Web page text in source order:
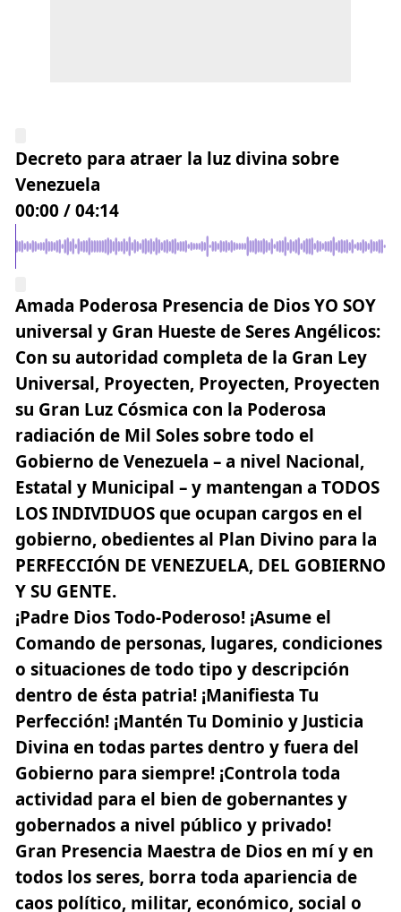
Decreto para atraer la luz divina sobre
Venezuela
00:00 /04:14
Amada Poderosa Presencia de Dios YO SOY
universal y Gran Hueste de Seres Angélicos:
Con su autoridad completa de la Gran Ley
Universal, Proyecten, Proyecten, Proyecten
su Gran Luz Cósmica con la Poderosa
radiación de Mil Soles sobre todo el
Gobierno de Venezuela – a nivel Nacional,
Estatal y Municipal – y mantengan a TODOS
LOS INDIVIDUOSque ocupan cargos en el
gobierno,obedientes al Plan Divino para la
PERFECCIÓN DE VENEZUELA, DEL GOBIERNO
Y SU GENTE.
¡Padre Dios Todo-Poderoso! ¡Asume el
Comando de personas, lugares, condiciones
o situaciones de todo tipo y descripción
dentro de ésta patria! ¡Manifiesta Tu
Perfección! ¡Mantén Tu Dominio y Justicia
Divina en todas partes dentro y fuera del
Gobierno para siempre! ¡Controla toda
actividad para el bien de gobernantes y
gobernados a nivel público y privado!
Gran Presencia Maestra de Dios en mí y en
todos los seres, borra toda apariencia de
caos político, militar, económico, social o